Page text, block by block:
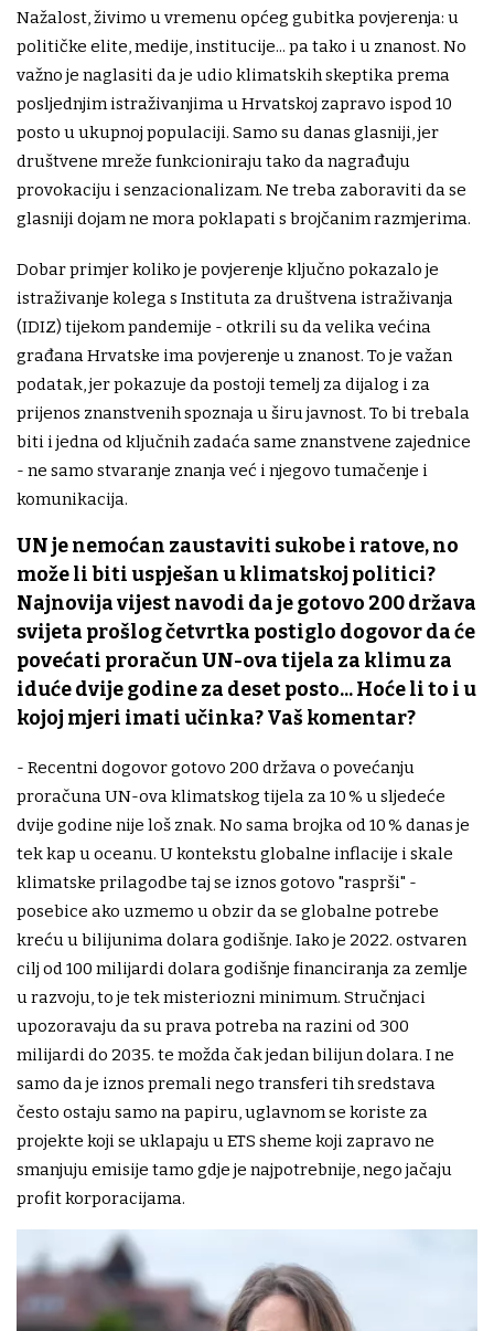
Nažalost, živimo u vremenu općeg gubitka povjerenja: u
političke elite, medije, institucije... pa tako i u znanost. No
važno je naglasiti da je udio klimatskih skeptika prema
posljednjim istraživanjima u Hrvatskoj zapravo ispod 10
posto u ukupnoj populaciji. Samo su danas glasniji, jer
društvene mreže funkcioniraju tako da nagrađuju
provokaciju i senzacionalizam. Ne treba zaboraviti da se
glasniji dojam ne mora poklapati s brojčanim razmjerima.
Dobar primjer koliko je povjerenje ključno pokazalo je
istraživanje kolega s Instituta za društvena istraživanja
(IDIZ) tijekom pandemije - otkrili su da velika većina
građana Hrvatske ima povjerenje u znanost. To je važan
podatak, jer pokazuje da postoji temelj za dijalog i za
prijenos znanstvenih spoznaja u širu javnost. To bi trebala
biti i jedna od ključnih zadaća same znanstvene zajednice
- ne samo stvaranje znanja već i njegovo tumačenje i
komunikacija.
UN je nemoćan zaustaviti sukobe i ratove, no
može li biti uspješan u klimatskoj politici?
Najnovija vijest navodi da je gotovo 200 država
svijeta prošlog četvrtka postiglo dogovor da će
povećati proračun UN-ova tijela za klimu za
iduće dvije godine za deset posto... Hoće li to i u
kojoj mjeri imati učinka? Vaš komentar?
- Recentni dogovor gotovo 200 država o povećanju
proračuna UN-ova klimatskog tijela za 10 % u sljedeće
dvije godine nije loš znak. No sama brojka od 10 % danas je
tek kap u oceanu. U kontekstu globalne inflacije i skale
klimatske prilagodbe taj se iznos gotovo "rasprši" -
posebice ako uzmemo u obzir da se globalne potrebe
kreću u bilijunima dolara godišnje. Iako je 2022. ostvaren
cilj od 100 milijardi dolara godišnje financiranja za zemlje
u razvoju, to je tek misteriozni minimum. Stručnjaci
upozoravaju da su prava potreba na razini od 300
milijardi do 2035. te možda čak jedan bilijun dolara. I ne
samo da je iznos premali nego transferi tih sredstava
često ostaju samo na papiru, uglavnom se koriste za
projekte koji se uklapaju u ETS sheme koji zapravo ne
smanjuju emisije tamo gdje je najpotrebnije, nego jačaju
profit korporacijama.